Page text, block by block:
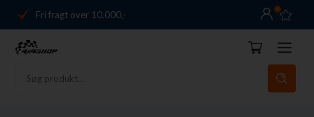
Fri fragt over 10.000,-
Danmarks førende
14 dages returret
0